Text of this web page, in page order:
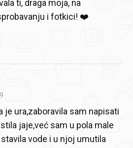
ti, draga moja, na
i fotkici! ❤️
je ura,zaboravila sam napisati
jaje,već sam u pola male
vode i u njoj umutila